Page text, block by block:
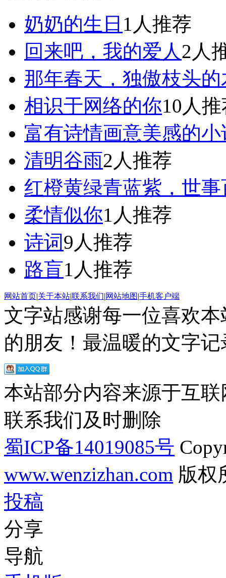
奶奶的生日 1人推荐
回来吧，我的爱人2人
那年春天，独傲枝头
相识于网络的你10人
富有诗情画意美感的小
清明谷雨2人推荐
红橙黄绿青蓝紫，世
柔情似你1人推荐
诗词9人推荐
路盲1人推荐
网站首页|关于本站|联系我们|网站地图|手机客户端
文字站感谢每一位喜欢
的朋友！最温暖的文字
本站部分内容来源于互
联系我们及时删除
蜀ICP备14019085号
www.wenzizhan.com 版权
投稿
分享
导航